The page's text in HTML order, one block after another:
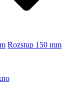
Rozstup 150 mm